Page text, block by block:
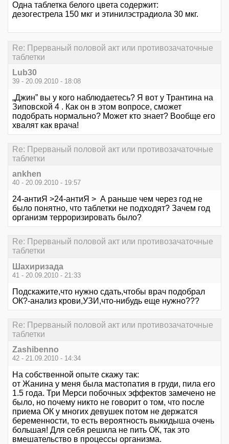
Одна таблетка белого цвета содержит:
дезогестрела 150 мкг и этинилэстрадиола 30 мкг.
Re: Прерваный половой акт или противозачаточные
таблетки
Lub30
39 - 20.09.2010 - 18:08
„Джин” вы у кого наблюдаетесь? Я вот у Трантина на
Зиповской 4 . Как он в этом вопросе, сможет
подобрать нормально? Может кто знает? Вообще его
хвалят как врача!
Re: Прерваный половой акт или противозачаточные
таблетки
ankhen
40 - 20.09.2010 - 19:57
24-антиЯ >24-антиЯ > А раньше чем через год не
было понятно, что таблетки не подходят? Зачем год
организм терроризировать было?
Re: Прерваный половой акт или противозачаточные
таблетки
Шахиризада
41 - 20.09.2010 - 21:33
Подскажите,что нужно сдать,чтобы врач подобрал
ОК?-анализ крови,УЗИ,что-нибудь еще нужно???
Re: Прерваный половой акт или противозачаточные
таблетки
Zashibenno
42 - 21.09.2010 - 14:34
На собственной опыте скажу так:
от Жанина у меня была мастопатия в груди, пила его
1.5 года. Три Мерси побочных эффектов замечено не
было, но почему никто не говорит о том, что после
приема ОК у многих девушек потом не держатся
беременности, то есть вероятность выкидыша очень
большая! Для себя решила не пить ОК, так это
вмешательство в процессы организма.